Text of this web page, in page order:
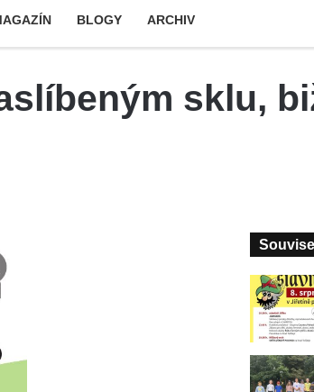
BLOGY ARCHIV
sklu,